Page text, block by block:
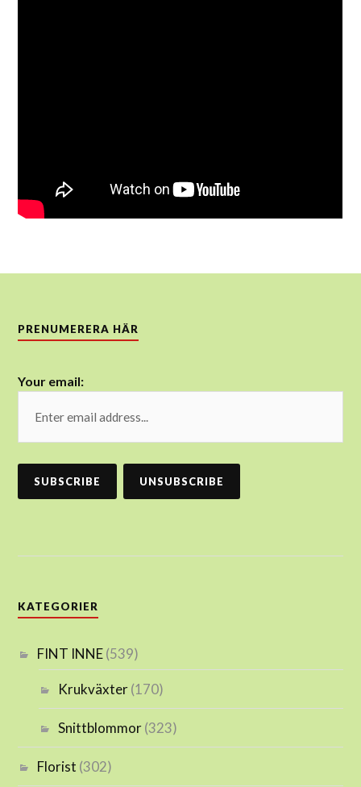
PRENUMERERA HÄR
Your email:
KATEGORIER
FINT INNE(539)
Krukväxter(170)
Snittblommor(323)
Florist (302)